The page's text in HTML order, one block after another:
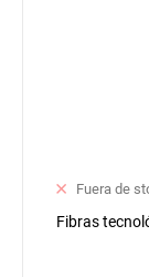
Fuera de
Fibras